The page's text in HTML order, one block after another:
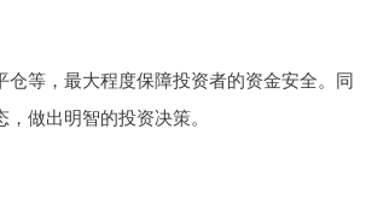
等，最大程度保障投资者的资金安全。同
做出明智的投资决策。